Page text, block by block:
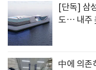
[단독] 삼
도… 내주
中에 의